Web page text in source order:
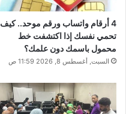
4 أرقام واتساب ورقم موحد.. كيف
تحمي نفسك إذا اكتشفت خط
محمول باسمك دون علمك؟
السبت, أغسطس 8, 2026 11:59 ص